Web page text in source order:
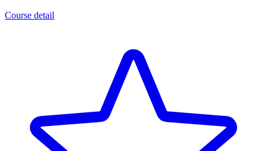
Course detail